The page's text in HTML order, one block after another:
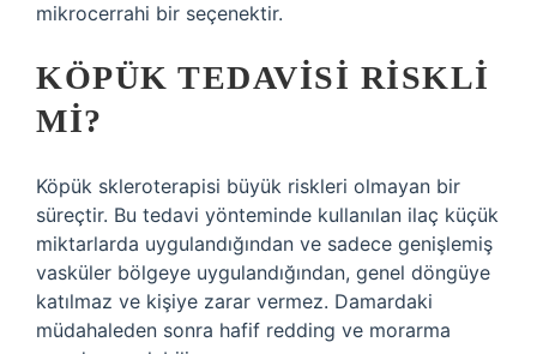
mikrocerrahi bir seçenektir.
KÖPÜK TEDAVISI RISKLI
MI?
Köpük skleroterapisi büyük riskleri olmayan bir
süreçtir. Bu tedavi yönteminde kullanılan ilaç küçük
miktarlarda uygulandığından ve sadece genişlemiş
vasküler bölgeye uygulandığından, genel döngüye
katılmaz ve kişiye zarar vermez. Damardaki
müdahaleden sonra hafif redding ve morarma